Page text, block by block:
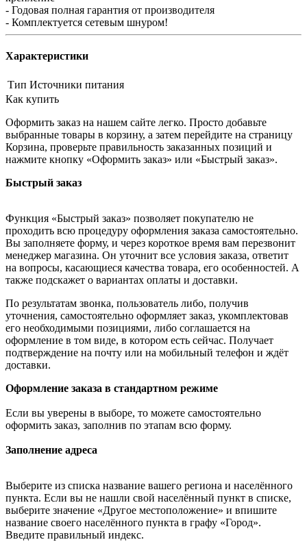
- Годовая полная гарантия от производителя
- Комплектуется сетевым шнуром!
Характеристики
Тип Источники питания
Как купить
Оформить заказ на нашем сайте легко. Просто добавьте
выбранные товары в корзину, а затем перейдите на страницу
Корзина, проверьте правильность заказанных позиций и
нажмите кнопку «Оформить заказ» или «Быстрый заказ».
Быстрый заказ
Функция «Быстрый заказ» позволяет покупателю не
проходить всю процедуру оформления заказа самостоятельно.
Вы заполняете форму, и через короткое время вам перезвонит
менеджер магазина. Он уточнит все условия заказа, ответит
на вопросы, касающиеся качества товара, его особенностей. А
также подскажет о вариантах оплаты и доставки.
По результатам звонка, пользователь либо, получив
уточнения, самостоятельно оформляет заказ, укомплектовав
его необходимыми позициями, либо соглашается на
оформление в том виде, в котором есть сейчас. Получает
подтверждение на почту или на мобильный телефон и ждёт
доставки.
Оформление заказа в стандартном режиме
Если вы уверены в выборе, то можете самостоятельно
оформить заказ, заполнив по этапам всю форму.
Заполнение адреса
Выберите из списка название вашего региона и населённого
пункта. Если вы не нашли свой населённый пункт в списке,
выберите значение «Другое местоположение» и впишите
название своего населённого пункта в графу «Город».
Введите правильный индекс.